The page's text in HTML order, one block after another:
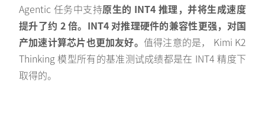
Agentic 任务中支持原生的 INT4 推理，并将生成速度
提升了约 2 倍。INT4 对推理硬件的兼容性更强，对国
产加速计算芯片也更加友好。 值得注意的是， Kimi K2
Thinking 模型所有的基准测试成绩都是在 INT4 精度下
取得的。